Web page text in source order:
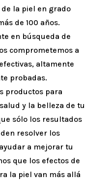
la piel en grado
de 100 años.
en búsqueda de
comprometemos a
altamente
probadas.
productos para
y la belleza de tu
sólo los resultados
resolver los
a mejorar tu
que los efectos de
la piel van más allá